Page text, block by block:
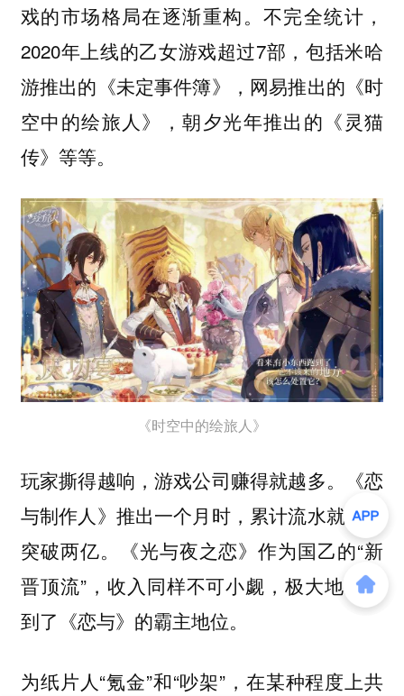
戏的市场格局在逐渐重构。不完全统计，
2020年上线的乙女游戏超过7部，包括米哈
游推出的《未定事件簿》，网易推出的《时
空中的绘旅人》，朝夕光年推出的《灵猫
传》等等。
《时空中的绘旅人》
玩家撕得越响，游戏公司赚得就越多。《恋
与制作人》推出一个月时，累计流水就已经
突破两亿。《光与夜之恋》作为国乙的“新
晋顶流”，收入同样不可小觑，极大地威胁
到了《恋与》的霸主地位。
为纸片人“氪金”和“吵架”，在某种程度上共